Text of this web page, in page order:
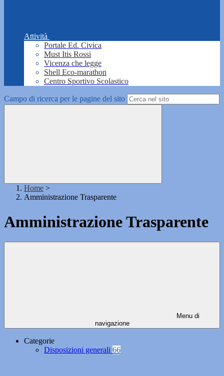
Attività
Portale Ed. Civica
Must Itis Rossi
Vicenza che legge
Shell Eco-marathon
Centro Sportivo Scolastico
Campo di ricerca per le pagine del sito
Home >
Amministrazione Trasparente
Amministrazione Trasparente
Menu di
navigazione
Categorie
Disposizioni generali 66